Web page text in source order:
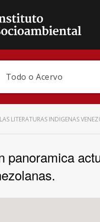
Todo o Acervo
LITERATURAS INDIGENAS
panoramica